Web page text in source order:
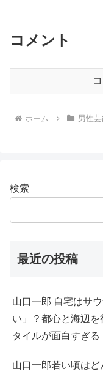
コメント
ホーム 男性芸
検索
最近の投稿
山口一郎 自宅はサ
い」？都心と海辺
タイルが面白すぎる
山口一郎若い頃は